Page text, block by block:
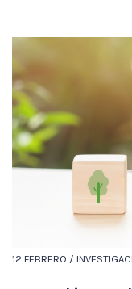
12 FEBRERO /